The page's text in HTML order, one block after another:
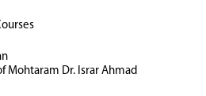
Mohtaram Dr. Israr Ahmad